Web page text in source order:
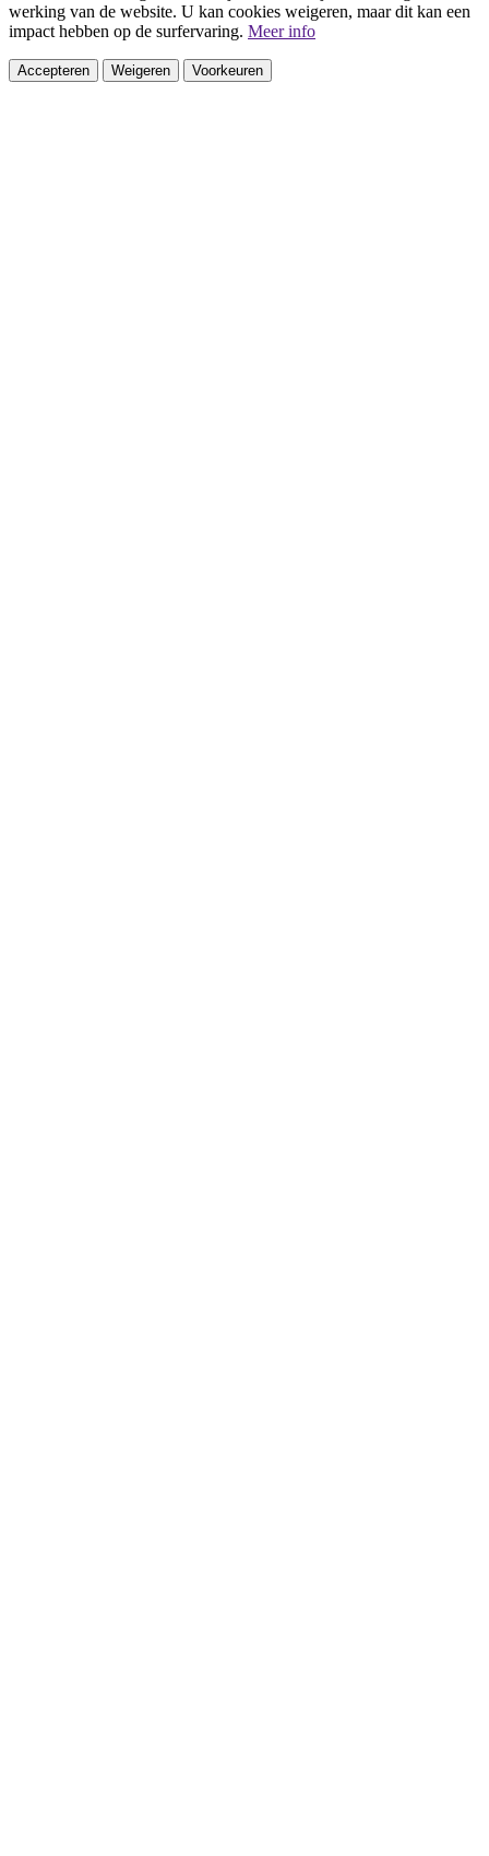
werking van de website. U kan cookies weigeren, maar dit kan een
impact hebben op de surfervaring. Meer info
Accepteren Weigeren Voorkeuren